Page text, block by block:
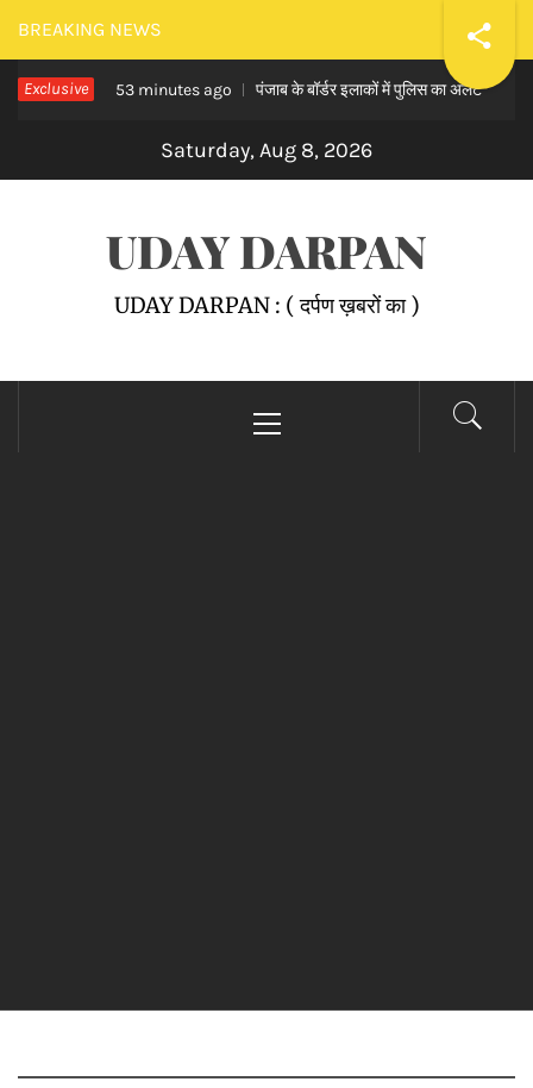
Skip
to
content
BREAKING NEWS
Exclusive53 minutes ago पंजाब के बॉर्डर इलाकों में पुलिस का अलर्ट 59
Saturday, Aug 8, 2026
UDAY DARPAN
UDAY DARPAN : ( दर्पण ख़बरों का )
Menu